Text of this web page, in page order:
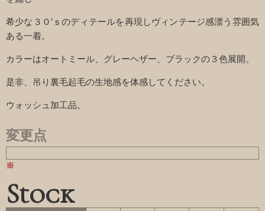
希少な３０’ｓのディテールを再現しヴィンテージ感漂う雰囲気
ある一着。
カラーはオートミール、グレーヘザー、ブラックの３色展開。
是非、吊り裏毛起毛の生地感を体感してください。
ウォッシュ加工品。
変更点
Stock